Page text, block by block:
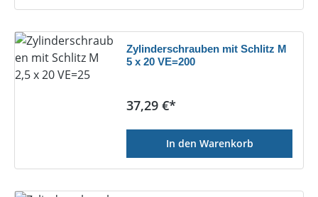
Zylinderschrauben mit Schlitz M
5 x 20 VE=200
Regulärer Preis:
37,29 €*
In den Warenkorb